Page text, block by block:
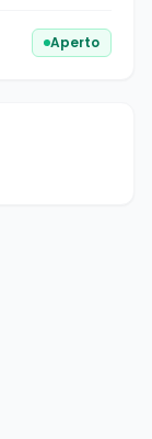
Aperto